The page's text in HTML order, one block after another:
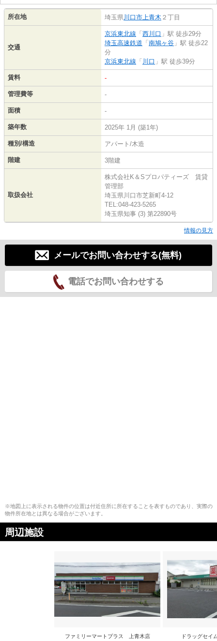
所在地 埼玉県川口市上青木 ２丁目
交通
京浜東北線 「 西川口 」駅 徒歩29分
埼玉高速鉄道 「 南鳩ヶ谷 」駅 徒歩22
分
京浜東北線 「 川口 」駅 徒歩39分
賃料 -
管理費等 -
面積 -
築年数 2025年 1月 (築1年)
種別/構造 アパート/木造
階建 3階建
取扱会社
株式会社K＆Sプロパティーズ 賃貸
管理部
埼玉県川口市芝新町4-12
TEL:048-423-5265
埼玉県知事 (3) 第22890号
情報の見方
メールでお問い合わせする(無料)
電話でお問い合わせする
※地図上に表示される物件の位置は付近住所に所在することを表すものであり、実際の
物件所在地とは異なる場合がございます。
周辺施設
ファミリーマートプラス 上青木店 ドラッグセ